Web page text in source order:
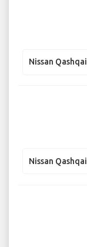
Nissan Qashqai
Nissan Qashqai